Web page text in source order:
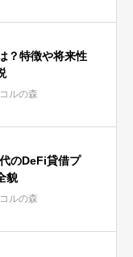
？特徴や将来性
ルの森
のDeFi貸借プ
貌
ルの森